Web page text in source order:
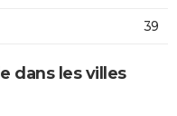
39
dans les villes